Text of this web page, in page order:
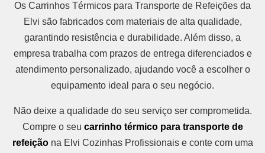
Os Carrinhos Térmicos para Transporte de Refeições da
Elvi são fabricados com materiais de alta qualidade,
garantindo resistência e durabilidade. Além disso, a
empresa trabalha com prazos de entrega diferenciados e
atendimento personalizado, ajudando você a escolher o
equipamento ideal para o seu negócio.
Não deixe a qualidade do seu serviço ser comprometida.
Compre o seu carrinho térmico para transporte de
refeiçãona Elvi Cozinhas Profissionais e conte com uma